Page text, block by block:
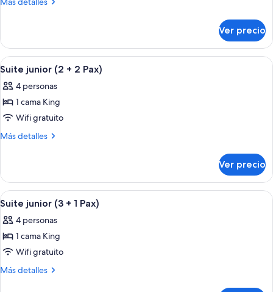
Pax)
junior
(1
Pax)
Ver precio
Abrir
todas
las
fotos
de
Suite
+
2
Pax)
Una sala de estar moderna con un
5
Suite junior (2 + 2 Pax)
4 personas
1 cama King
Wifi gratuito
Más detalles
Más
junior
(2
+
Pax)
Ver precio
Abrir
todas
las
fotos
de
Suite
Una sala de estar moderna con un
5
Suite junior (3 + 1 Pax)
4 personas
1 cama King
Wifi gratuito
Más detalles
Más